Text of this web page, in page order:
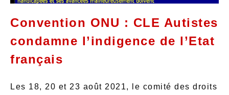
Convention ONU : CLE Autistes
condamne l’indigence de l’Etat
français
Les 18, 20 et 23 août 2021, le comité des droits